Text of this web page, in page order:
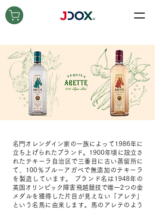
名門オレンダイン家の一族によって1986年に
立ち上げられたブランド。1900年頃に設立さ
れたテキーラ自治区で三番目に古い蒸留所に
て、100％ブルーアガベで無添加のテキーラ
を製造しています。 ブランド名は1948年の
英国オリンピック障害飛越競技で唯一2つの金
メダルを獲得した片目が見えない「アレテ」
という名馬に由来します。馬のアレテのよう